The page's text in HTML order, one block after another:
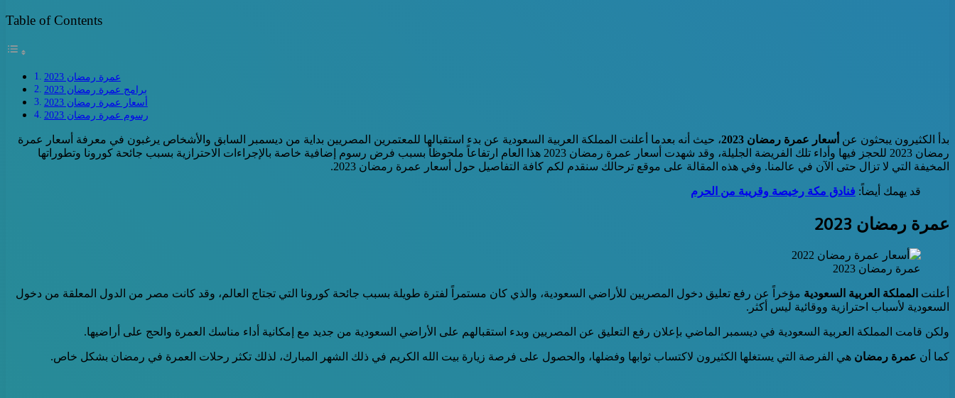
Table of Contents
عمرة رمضان 2023
برامج عمرة رمضان 2023
أسعار عمرة رمضان 2023
رسوم عمرة رمضان 2023
بدأ الكثيرون يبحثون عن أسعار عمرة رمضان 2023
، حيث أنه بعدما أعلنت المملكة العربية السعودية عن بدء استقبالها للمعتمرين المصريين بداية من ديسمبر السابق والأشخاص يرغبون في معرفة أسعار عمرة
رمضان 2023 للحجز فيها وأداء تلك الفريضة الجليلة، وقد شهدت أسعار عمرة رمضان 2023 هذا العام ارتفاعاً ملحوظاً بسبب فرض رسوم إضافية خاصة بالإجراءات الاحترازية بسبب جائحة كورونا وتطوراتها
المخيفة التي لا تزال حتى الآن في عالمنا. وفي هذه المقالة على موقع ترحالك سنقدم لكم كافة التفاصيل حول أسعار عمرة رمضان 2023.
قد يهمك أيضاً: فنادق مكة رخيصة وقريبة من الحرم
عمرة رمضان 2023
عمرة رمضان 2023
أعلنت المملكة العربية السعودية مؤخراً عن رفع تعليق دخول المصريين للأراضي السعودية، والذي كان مستمراً لفترة طويلة بسبب جائحة كورونا التي تجتاج العالم، وقد كانت مصر من الدول المعلقة من دخول
السعودية لأسباب احترازية ووقائية ليس أكثر.
ولكن قامت المملكة العربية السعودية في ديسمبر الماضي بإعلان رفع التعليق عن المصريين وبدء استقبالهم على الأراضي السعودية من جديد مع إمكانية أداء مناسك العمرة والحج على أراضيها.
كما أن عمرة رمضان هي الفرصة التي يستغلها الكثيرون لاكتساب ثوابها وفضلها، والحصول على فرصة زيارة بيت الله الكريم في ذلك الشهر المبارك، لذلك تكثر رحلات العمرة في رمضان بشكل خاص.